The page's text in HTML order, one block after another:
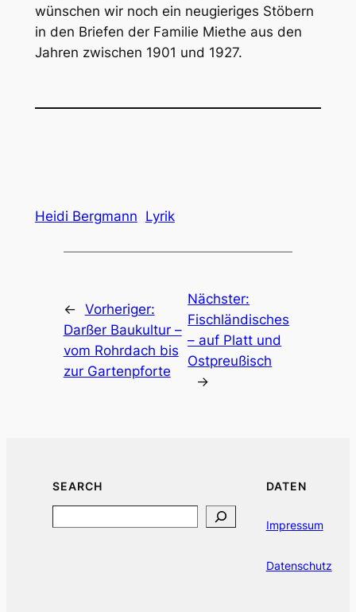
wünschen wir noch ein neugieriges Stöbern
in den Briefen der Familie Miethe aus den
Jahren zwischen 1901 und 1927.
Heidi Bergmann Lyrik
← Vorheriger:
Darßer Baukultur –
vom Rohrdach bis
zur Gartenpforte
Nächster:
Fischländisches
– auf Platt und
Ostpreußisch
→
SEARCH DATEN
Impressum
Datenschutz